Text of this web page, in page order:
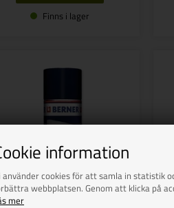
information
använder cookies för att samla in statistik
webbplatsen. Genom att klicka på
mer
Finns i lager